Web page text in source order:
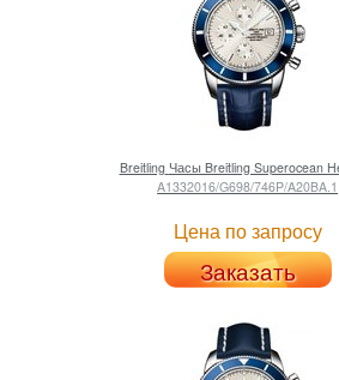
Breitling Часы Breitling Superocean
A1332016/G698/746P/A20BA.1
Цена по запросу
Заказать